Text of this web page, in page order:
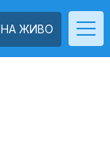
НА ЖИВО